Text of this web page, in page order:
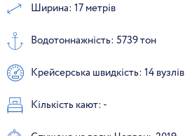
Ширина: 17 метрів
Водотоннажність: 5739 тон
Крейсерська швидкість: 14 вузлів
Кількість кают: -